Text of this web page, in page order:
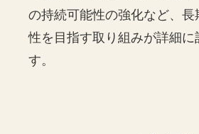
の持続可能性の強化など、
性を目指す取り組みが詳細に
す。